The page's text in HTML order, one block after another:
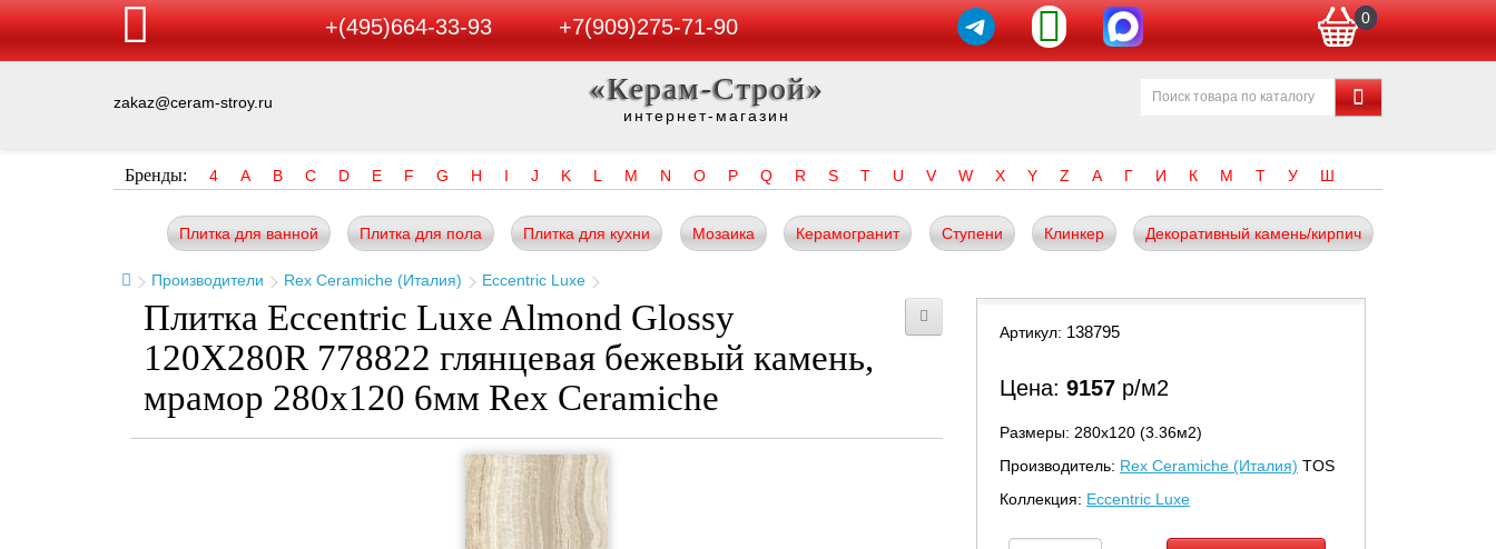
+(495)664-33-93 +7(909)275-71-90 0
zakaz@ceram-stroy.ru «Керам-Строй»
интернет-магазин
Бренды: 4 A B C D E F G H I J K L M N O P Q R S T U V W X Y Z А Г И К М Т У Ш
Плитка для ванной Плитка для пола Плитка для кухни Мозаика Керамогранит Ступени Клинкер Декоративный камень/кирпич
Производители Rex Ceramiche (Италия) Eccentric Luxe
Плитка Eccentric Luxe Almond Glossy
120X280R 778822 глянцевая бежевый камень,
мрамор 280x120 6мм Rex Ceramiche
Артикул: 138795
Цена: 9157 р/м2
Размеры: 280х120 (3.36м2)
Производитель: Rex Ceramiche (Италия) TOS
Коллекция: Eccentric Luxe